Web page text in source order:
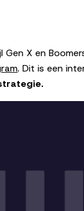
X en
. Dit is een